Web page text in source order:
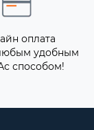
оплата
удобным
способом!